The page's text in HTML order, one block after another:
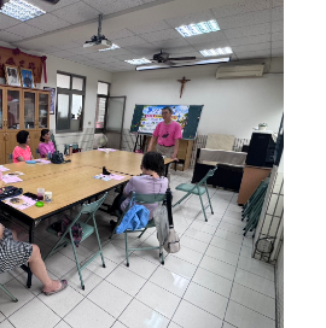
禱】2025.01.13
2025.01.12
(六) 平日聖道禮儀